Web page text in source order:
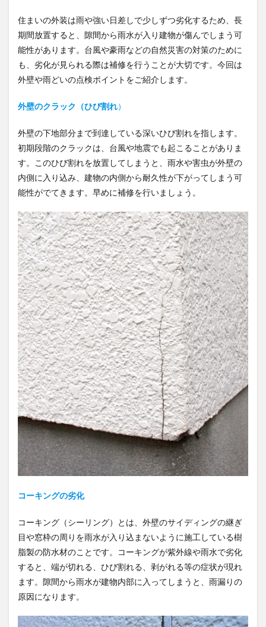
住まいの外装は雨や強い日差しで少しずつ劣化するため、長
期間放置すると、隙間から雨水が入り建物が傷んでしまう可
能性があります。台風や豪雨などの自然災害の対策のために
も、劣化が見られる際は補修を行うことが大切です。今回は
外壁や雨どいの点検ポイントをご紹介します。
外壁のクラック（ひび割れ）
外壁の下地部分まで到達している深いひび割れを指します。
初期段階のクラックは、台風や地震でも起こることがありま
す。このひび割れを放置してしまうと、雨水や害虫が外壁の
内側に入り込み、建物の内側から耐久性が下がってしまう可
能性がでてきます。早めに補修を行いましょう。
コーキングの劣化
コーキング（シーリング）とは、外壁のサイディングの継ぎ
目や窓枠の周りを雨水が入り込まないように施工している樹
脂製の防水材のことです。コーキングが紫外線や雨水で劣化
すると、端が切れる、ひび割れる、剥がれる等の症状が現れ
ます。隙間から雨水が建物内部に入ってしまうと、雨漏りの
原因になります。